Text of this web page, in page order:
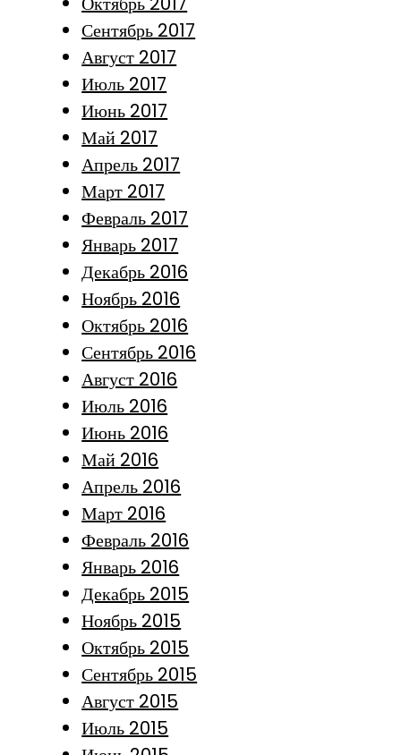
Сентябрь 2017
Август 2017
Июль 2017
Июнь 2017
Май 2017
Апрель 2017
Март 2017
Февраль 2017
Январь 2017
Декабрь 2016
Ноябрь 2016
Октябрь 2016
Сентябрь 2016
Август 2016
Июль 2016
Июнь 2016
Май 2016
Апрель 2016
Март 2016
Февраль 2016
Январь 2016
Декабрь 2015
Ноябрь 2015
Октябрь 2015
Сентябрь 2015
Август 2015
Июль 2015